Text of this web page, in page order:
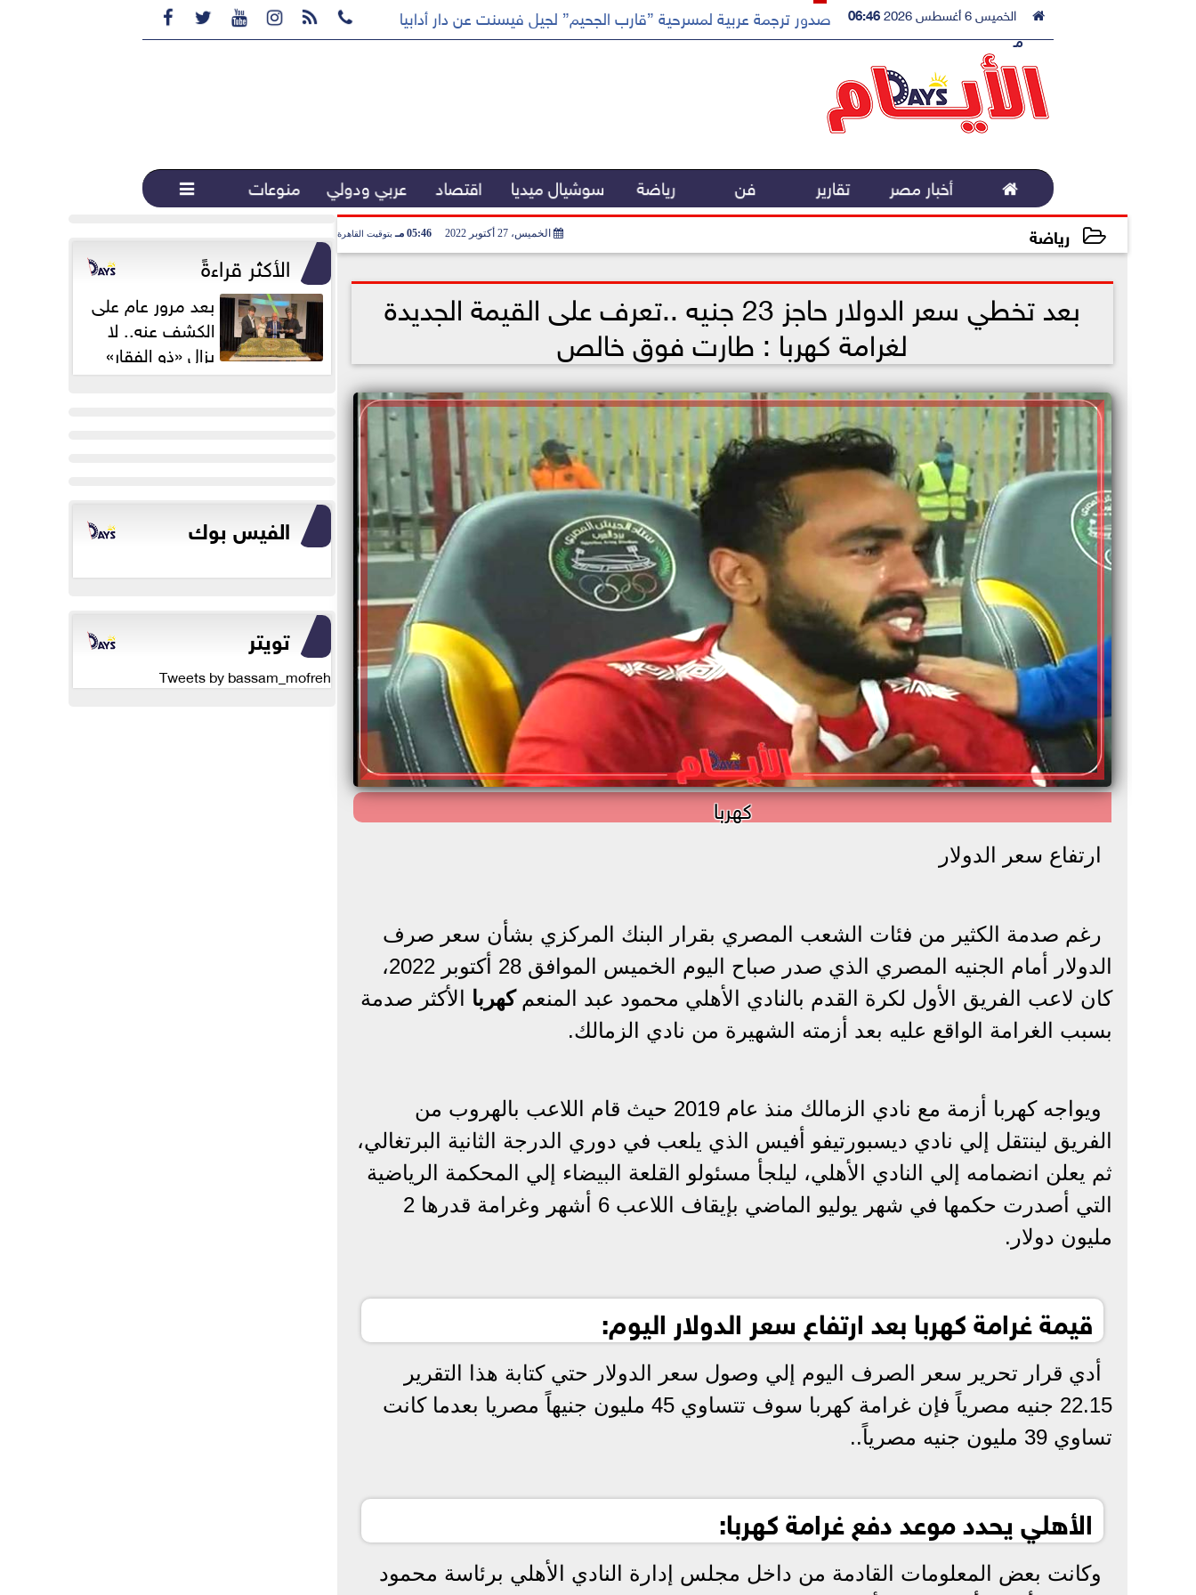
       الخميس 6 أغسطس 2026
06:46
مـ
صدور ترجمة عربية لمسرحية ”قارب الجحيم” لجيل فيسنت عن دار أدابيا
 أخبار مصر تقارير فن رياضة سوشيال ميديا اقتصاد عربي ودولي منوعات 
رياضة الخميس، 27 أكتوبر 2022 05:46 مـ بتوقيت القاهرة
بعد تخطي سعر الدولار حاجز 23 جنيه ..تعرف على القيمة الجديدة
لغرامة كهربا : طارت فوق خالص
كهربا
ارتفاع سعر الدولار
رغم صدمة الكثير من فئات الشعب المصري بقرار البنك المركزي بشأن سعر صرف
الدولار أمام الجنيه المصري الذي صدر صباح اليوم الخميس الموافق 28 أكتوبر 2022،
كان لاعب الفريق الأول لكرة القدم بالنادي الأهلي محمود عبد المنعمكهربا الأكثر صدمة
بسبب الغرامة الواقع عليه بعد أزمته الشهيرة من نادي الزمالك.
ويواجه كهربا أزمة مع نادي الزمالك منذ عام 2019 حيث قام اللاعب بالهروب من
الفريق لينتقل إلي نادي ديسبورتيفو أفيس الذي يلعب في دوري الدرجة الثانية البرتغالي،
ثم يعلن انضمامه إلي النادي الأهلي، ليلجأ مسئولو القلعة البيضاء إلي المحكمة الرياضية
التي أصدرت حكمها في شهر يوليو الماضي بإيقاف اللاعب 6 أشهر وغرامة قدرها 2
مليون دولار.
قيمة غرامة كهربا بعد ارتفاع سعر الدولار اليوم:
أدي قرار تحرير سعر الصرف اليوم إلي وصول سعر الدولار حتي كتابة هذا التقرير
22.15 جنيه مصرياً فإن غرامة كهربا سوف تتساوي 45 مليون جنيهاً مصريا بعدما كانت
تساوي 39 مليون جنيه مصرياً..
الأهلي يحدد موعد دفع غرامة كهربا:
وكانت بعض المعلومات القادمة من داخل مجلس إدارة النادي الأهلي برئاسة محمود
الأكثر قراءةً
بعد مرور عام على
الكشف عنه.. لا
يزال «ذو الفقار»
محور اهتمام...
الفيس بوك
تويتر
Tweets by bassam_mofreh